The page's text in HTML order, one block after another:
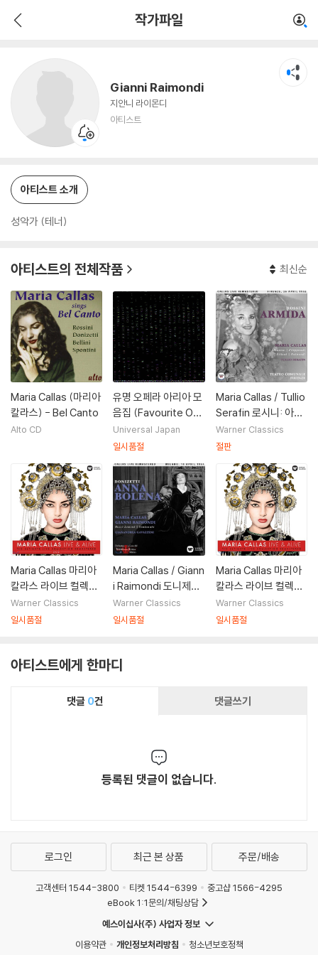
작가파일
Gianni Raimondi
지안니 라이몬디
아티스트
아티스트 소개
성악가 (테너)
아티스트의 전체작품 최신순
Maria Callas (마리아
칼라스) - Bel Canto
Alto CD
유명 오페라 아리아 모
음집 (Favourite Op
eratic Arias)
Universal Japan
일시품절
Maria Callas / Tullio
Serafin 로시니: 아르
미다 - 마리아 칼라스,
툴리오 세라핀 / 1952
뮤날레 실황 (Rossini:
Armida)
Warner Classics
절판
Maria Callas 마리아
칼라스 라이브 컬렉션
(Live & Alive - The
Ultimate Live Colle
Warner Classics
일시품절
Maria Callas / Giann
i Raimondi 도니제티:
안나 볼레나 - 마리아
칼라스, 지안니 라이몬
tti: Anna Bolena)
Warner Classics
일시품절
Maria Callas 마리아
칼라스 라이브 컬렉션
(Live & Alive - The
Ultimate Live Colle
Warner Classics
일시품절
아티스트에게 한마디
댓글 0건 댓글쓰기
등록된 댓글이 없습니다.
로그인 최근 본 상품 주문/배송
고객센터 1544-3800 티켓 1544-6399
중고샵 1566-4295
eBook 1:1문의/채팅상담
예스이십사(주) 사업자 정보
이용약관
개인정보처리방침
청소년보호정책